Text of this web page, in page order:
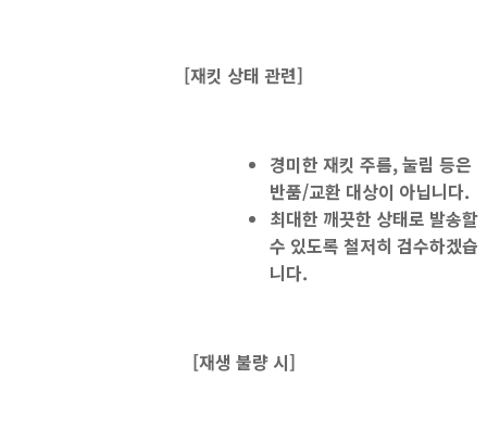
[재킷 상태 관련]
경미한 재킷 주름, 눌림 등은
반품/교환 대상이 아닙니다.
최대한 깨끗한 상태로 발송할
수 있도록 철저히 검수하겠습
니다.
[재생 불량 시]